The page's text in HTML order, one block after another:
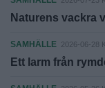
Naturens vackra
SAMHÄLLE 2026-06-28
Ett larm från